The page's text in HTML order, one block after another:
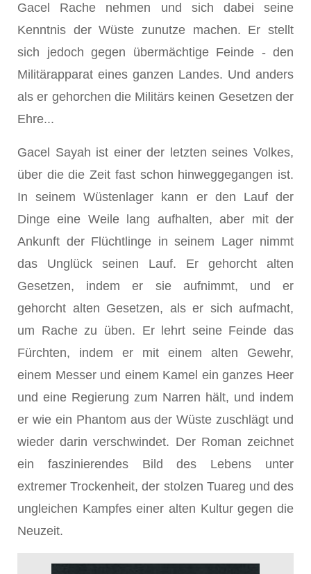
Gacel Rache nehmen und sich dabei seine
Kenntnis der Wüste zunutze machen. Er stellt
sich jedoch gegen übermächtige Feinde - den
Militärapparat eines ganzen Landes. Und anders
als er gehorchen die Militärs keinen Gesetzen der
Ehre...
Gacel Sayah ist einer der letzten seines Volkes,
über die die Zeit fast schon hinweggegangen ist.
In seinem Wüstenlager kann er den Lauf der
Dinge eine Weile lang aufhalten, aber mit der
Ankunft der Flüchtlinge in seinem Lager nimmt
das Unglück seinen Lauf. Er gehorcht alten
Gesetzen, indem er sie aufnimmt, und er
gehorcht alten Gesetzen, als er sich aufmacht,
um Rache zu üben. Er lehrt seine Feinde das
Fürchten, indem er mit einem alten Gewehr,
einem Messer und einem Kamel ein ganzes Heer
und eine Regierung zum Narren hält, und indem
er wie ein Phantom aus der Wüste zuschlägt und
wieder darin verschwindet. Der Roman zeichnet
ein faszinierendes Bild des Lebens unter
extremer Trockenheit, der stolzen Tuareg und des
ungleichen Kampfes einer alten Kultur gegen die
Neuzeit.